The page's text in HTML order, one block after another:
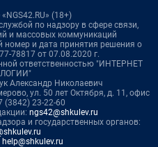
(18+)
по надзору в сфере связи,
и массовых коммуникаций
номер и дата принятия решения о
78817 от 07.08.2020 г.
ответственностью "ИНТЕРНЕТ
Александр Николаевич
ул. 50 лет Октября, д. 11, офис
(3842) 23-22-60
ngs42@shkulev.ru
и государственных органов:
help@shkulev.ru